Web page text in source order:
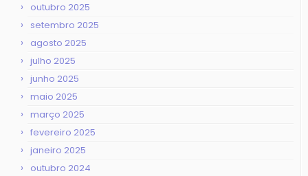
outubro 2025
setembro 2025
agosto 2025
julho 2025
junho 2025
maio 2025
março 2025
fevereiro 2025
janeiro 2025
outubro 2024